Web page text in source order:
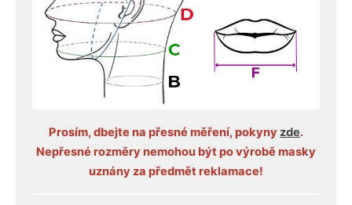
Prosím, dbejte na přesné měření, pokynyzde.
Nepřesné rozměry nemohou být po výrobě masky
uznány za předmět reklamace!